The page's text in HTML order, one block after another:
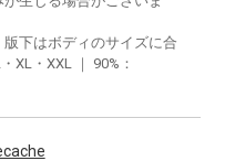
下はボディのサイズに合
XL・XXL ｜ 90%：